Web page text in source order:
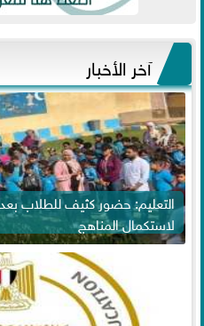
آخر الأخبار
التعليم: حضور كثيف للطلاب بعد
لاستكمال المناهج